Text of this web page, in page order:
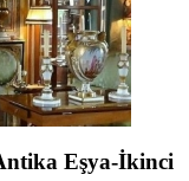
Eşya-İkinci